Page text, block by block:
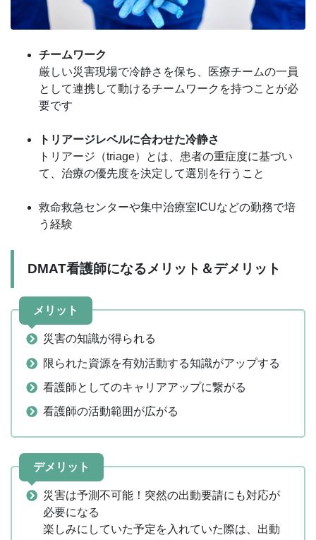
チームワーク
厳しい災害現場で冷静さを保ち、医療チームの一員
として連携して動けるチームワークを持つことが必
要です
トリアージレベルに合わせた冷静さ
トリアージ（triage）とは、患者の重症度に基づい
て、治療の優先度を決定して選別を行うこと
救命救急センターや集中治療室ICUなどの勤務で培
う経験
DMAT看護師になるメリット＆デメリット
メリット
災害の知識が得られる
限られた資源を有効活動する知識がアップする
看護師としてのキャリアアップに繋がる
看護師の活動範囲が広がる
デメリット
災害は予測不可能！突然の出動要請にも対応が
必要になる
楽しみにしていた予定を入れていた際は、出動